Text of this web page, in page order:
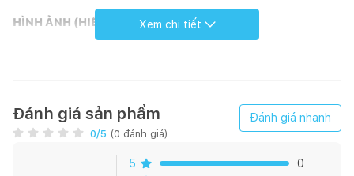
HÌNH ẢNH (HIỂN THỊ)
Tốc độ phản hồi: 60Hz Native
Xem chi tiết
Đánh giá sản phẩm
0/5 (0 đánh giá)
Đánh giá nhanh
5
0